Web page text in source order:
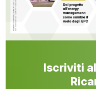
Iscriviti